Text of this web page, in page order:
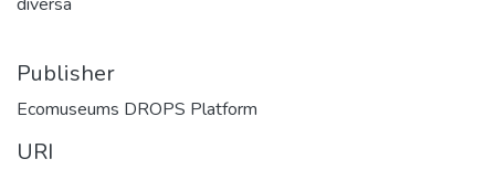
Publisher
Ecomuseums DROPS Platform
URI